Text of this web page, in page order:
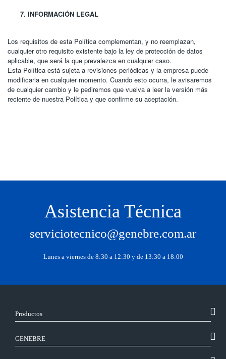
INFORMACIÓN LEGAL
Los requisitos de esta Política complementan, y no reemplazan,
cualquier otro requisito existente bajo la ley de protección de datos
aplicable, que será la que prevalezca en cualquier caso.
Esta Política está sujeta a revisiones periódicas y la empresa puede
modificarla en cualquier momento. Cuando esto ocurra, le avisaremos
de cualquier cambio y le pediremos que vuelva a leer la versión más
reciente de nuestra Política y que confirme su aceptación.
Asistencia Técnica
serviciotecnico@genebre.com.ar
Lunes a viernes de 8:30 a 12:30 y de 13:30 a 18:00
Productos
GENEBRE